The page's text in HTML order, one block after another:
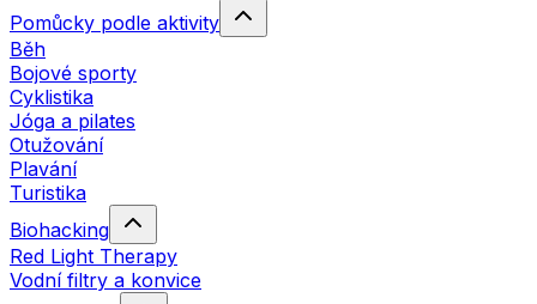
Pomůcky podle aktivity
Běh
Bojové sporty
Cyklistika
Jóga a pilates
Otužování
Plavání
Turistika
Biohacking
Red Light Therapy
Vodní filtry a konvice